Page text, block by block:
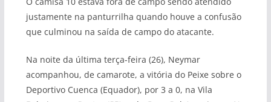
justamente na panturrilha quando houve a confusão
que culminou na saída de campo do atacante.
Na noite da última terça-feira (26), Neymar
acompanhou, de camarote, a vitória do Peixe sobre o
Deportivo Cuenca (Equador), por 3 a 0, na Vila